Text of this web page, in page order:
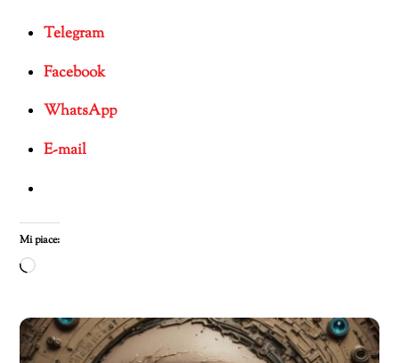
Telegram
Facebook
WhatsApp
E-mail
Mi piace:
Caricamento
corso…